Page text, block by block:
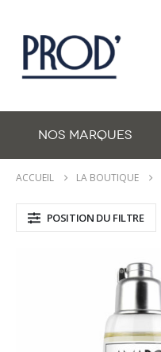
NOS MARQUES
ACCUEIL LA BOUTIQUE
POSITION DU FILTRE